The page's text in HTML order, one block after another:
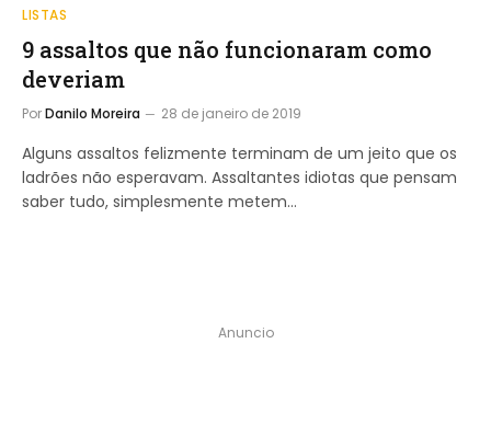
LISTAS
9 assaltos que não funcionaram como
deveriam
PorDanilo Moreira 28 de janeiro de 2019
Alguns assaltos felizmente terminam de um jeito que os
ladrões não esperavam. Assaltantes idiotas que pensam
saber tudo, simplesmente metem…
Anuncio